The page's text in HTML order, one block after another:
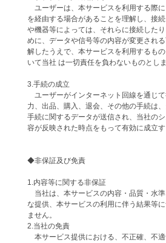
ユーザーは、本サービスを利用する際
を経由する場合があることを理解し、接
や機器等によっては、それらに接続した
めに、データや信号等の内容が変更され
解したうえで、本サービスを利用するも
いて当社 は一切責任を負わないものとしま
3.手続の成立
ユーザーがインターネット回線を通じ
力、出品、購入、退会、その他の手続は
手続に関するデータが送信され、当社の
容が反映された時点をもって有効に成立す
◆非保証及び免責
1.内容等に関する非保証
当社は、本サービスの内容・品質・水
な提供、本サービスの利用に伴う結果等
ません。
2.当社の免責
本サービス提供における、不正確、不